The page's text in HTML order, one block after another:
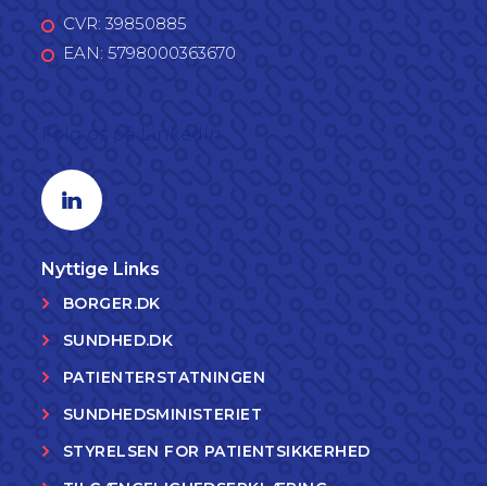
CVR: 39850885
EAN: 5798000363670
Linkedin profil
Nyttige Links
BORGER.DK
SUNDHED.DK
PATIENTERSTATNINGEN
SUNDHEDSMINISTERIET
STYRELSEN FOR PATIENTSIKKERHED